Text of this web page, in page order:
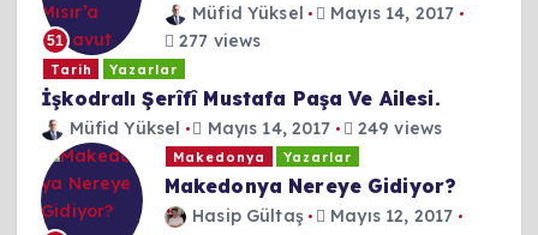
51
Müfid Yüksel
Mayıs 14, 2017
277 views
Tarih Yazarlar
İşkodralı Şerîfî Mustafa Paşa Ve Ailesi.
Müfid Yüksel Mayıs 14, 2017 249 views
Makedonya Yazarlar
Makedonya Nereye Gidiyor?
Hasip Gültaş
Mayıs 12, 2017